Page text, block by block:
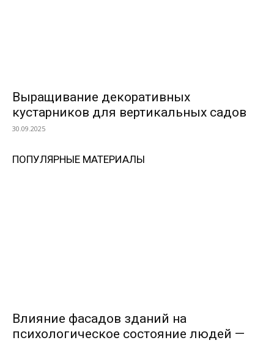
Выращивание декоративных
кустарников для вертикальных садов
30.09.2025
ПОПУЛЯРНЫЕ МАТЕРИАЛЫ
Влияние фасадов зданий на
психологическое состояние людей —